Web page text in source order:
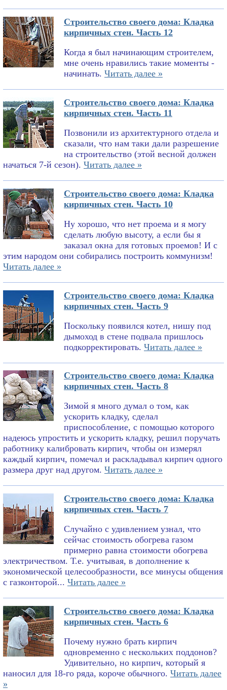
Строительство своего дома: Кладка
кирпичных стен. Часть 12
Когда я был начинающим строителем,
мне очень нравились такие моменты -
начинать. Читать далее »
Строительство своего дома: Кладка
кирпичных стен. Часть 11
Позвонили из архитектурного отдела и
сказали, что нам таки дали разрешение
на строительство (этой весной должен
начаться 7-й сезон). Читать далее »
Строительство своего дома: Кладка
кирпичных стен. Часть 10
Ну хорошо, что нет проема и я могу
сделать любую высоту, а если бы я
заказал окна для готовых проемов! И с
этим народом они собирались построить коммунизм!
Читать далее »
Строительство своего дома: Кладка
кирпичных стен. Часть 9
Поскольку появился котел, нишу под
дымоход в стене подвала пришлось
подкорректировать. Читать далее »
Строительство своего дома: Кладка
кирпичных стен. Часть 8
Зимой я много думал о том, как
ускорить кладку, сделал
приспособление, с помощью которого
надеюсь упростить и ускорить кладку, решил поручать
работнику калибровать кирпич, чтобы он измерял
каждый кирпич, помечал и раскладывал кирпич одного
размера друг над другом. Читать далее »
Строительство своего дома: Кладка
кирпичных стен. Часть 7
Случайно с удивлением узнал, что
сейчас стоимость обогрева газом
примерно равна стоимости обогрева
электричеством. Т.е. учитывая, в дополнение к
экономической целесообразности, все минусы общения
с газконторой... Читать далее »
Строительство своего дома: Кладка
кирпичных стен. Часть 6
Почему нужно брать кирпич
одновременно с нескольких поддонов?
Удивительно, но кирпич, который я
наносил для 18-го ряда, короче обычного. Читать далее
»